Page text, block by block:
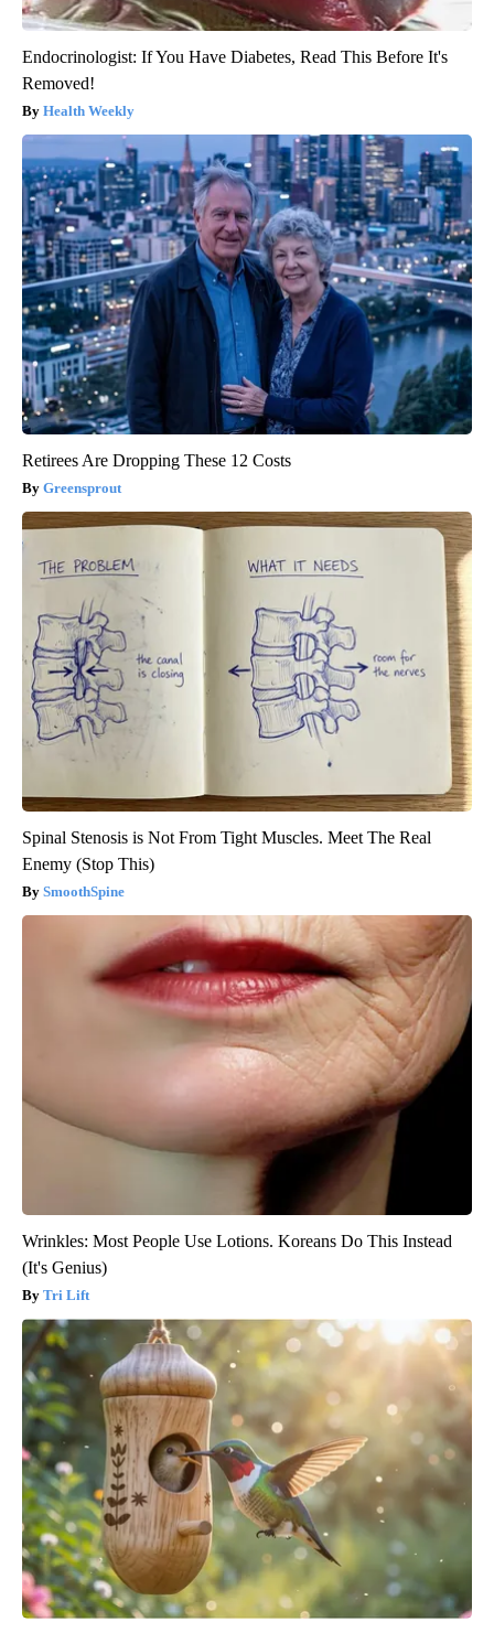
Endocrinologist: If You Have Diabetes, Read This Before It's
Removed!
Health Weekly
Retirees Are Dropping These 12 Costs
Greensprout
Spinal Stenosis is Not From Tight Muscles. Meet The Real
Enemy (Stop This)
SmoothSpine
Wrinkles: Most People Use Lotions. Koreans Do This Instead
(It's Genius)
Tri Lift